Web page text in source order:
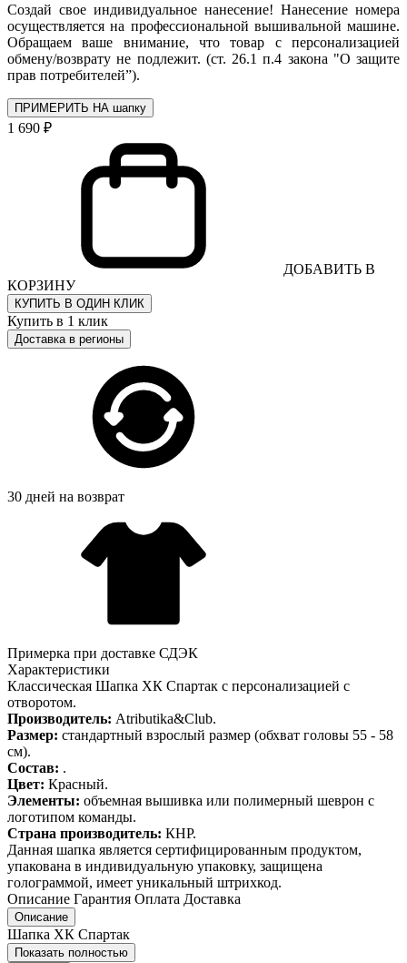
Создай свое индивидуальное нанесение! Нанесение номера
осуществляется на профессиональной вышивальной машине.
Обращаем ваше внимание, что товар с персонализацией
обмену/возврату не подлежит. (ст. 26.1 п.4 закона "О защите
прав потребителей”).
ПРИМЕРИТЬ НА шапку
1 690 ₽
ДОБАВИТЬ В
КОРЗИНУ
КУПИТЬ В ОДИН КЛИК
Купить в 1 клик
Доставка в регионы
30 дней на возврат
Примерка при доставке СДЭК
Характеристики
Классическая Шапка ХК Спартак с персонализацией с
отворотом.
Производитель: Atributika&Club.
Размер: стандартный взрослый размер (обхват головы 55 - 58
см).
Состав: .
Цвет: Красный.
Элементы: объемная вышивка или полимерный шеврон с
логотипом команды.
Страна производитель: КНР.
Данная шапка является сертифицированным продуктом,
упакована в индивидуальную упаковку, защищена
голограммой, имеет уникальный штрихкод.
Описание Гарантия Оплата Доставка
Описание
Шапка ХК Спартак
Показать полностью